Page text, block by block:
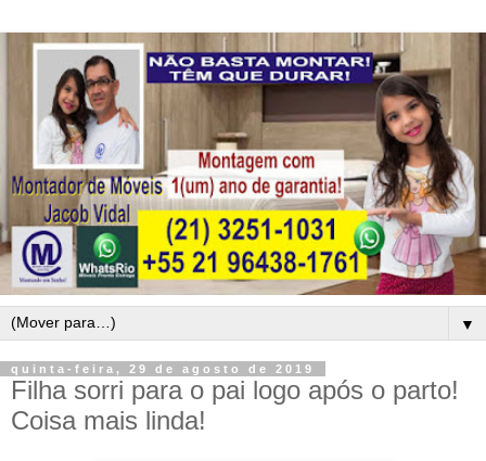
▼
quinta-feira, 29 de agosto de 2019
Filha sorri para o pai logo após o parto!
Coisa mais linda!